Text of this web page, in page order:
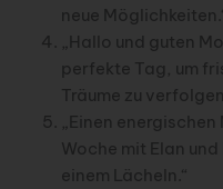
neue
„Hallo und guten
perfekte Tag, um
Träume zu
„Einen
Woche mit Elan
einem Lächeln.“